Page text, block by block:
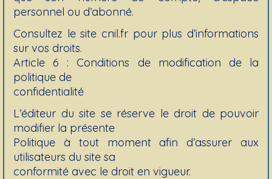
personnel ou d’abonné.
Consultez le site cnil.fr pour plus d’informations
sur vos droits.
Article 6 : Conditions de modification de la
politique de
confidentialité
L’éditeur du site se réserve le droit de pouvoir
modifier la présente
Politique à tout moment afin d’assurer aux
utilisateurs du site sa
conformité avec le droit en vigueur.